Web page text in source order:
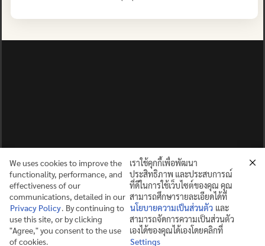
ปญฺญาย ปริสุชฺฌติ (คนย่อมบริสุทธิ์ด้วยปัญญา)
©2025 MAHIDOL WITTAYANUSORN SCHOOL. ALL RIGHTS
We uses cookies to improve the
functionality, performance, and
effectiveness of our
communications, detailed in our
Privacy Policy. By continuing to
use this site, or by clicking
"Agree," you consent to the use
of cookies.
เราใช้คุกกี้เพื่อพัฒนา
ประสิทธิภาพ และประสบการณ์
ที่ดีในการใช้เว็บไซต์ของคุณ คุณ
สามารถศึกษารายละเอียดได้ที่
นโยบายความเป็นส่วนตัว และ
สามารถจัดการความเป็นส่วนตัว
เองได้ของคุณได้เองโดยคลิกที่
Settings